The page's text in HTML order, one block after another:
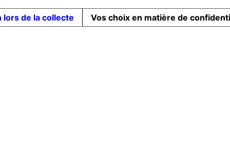
lors de la collecte Vos choix en matière de